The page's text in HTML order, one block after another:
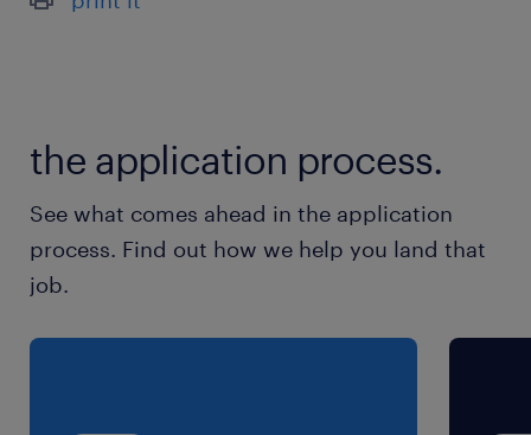
多賀大社前駅（車5分）
休日休暇
企業カレンダーに準ずる
就業時間
8:30-17:15（実働7時間45分・休憩60分）
the application process.
See what comes ahead in the application
process. Find out how we help you land that
job.